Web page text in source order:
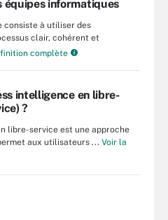
équipes informatiques
consiste à utiliser des
clair, cohérent et
complète
intelligence en libre-
?
libre-service est une approche
aux utilisateurs ... Voir la